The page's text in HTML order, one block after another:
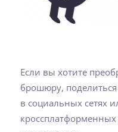
Если вы хотите
брошюру,
в социальных сетях
кроссплатформенных